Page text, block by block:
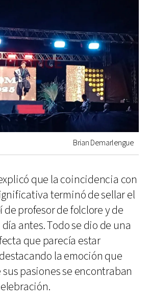
Brian Demarlengue
que la coincidencia con
terminó de sellar el
de profesor de folclore y de
antes. Todo se dio de una
que parecía estar
la emoción que
pasiones se encontraban